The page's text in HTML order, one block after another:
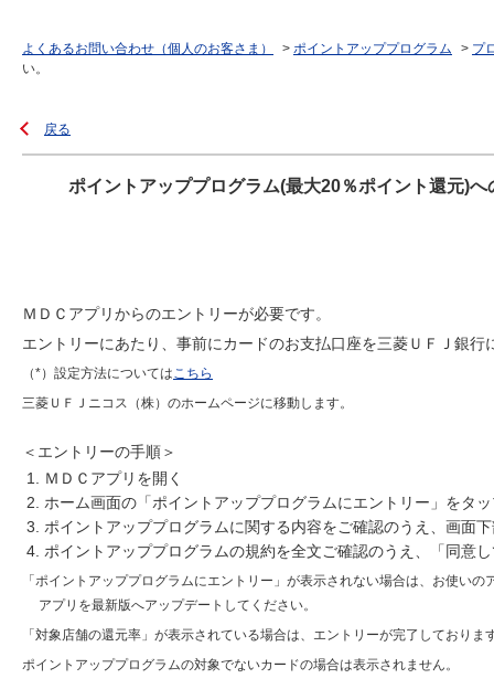
よくあるお問い合わせ（個人のお客さま） > ポイントアッププログラム > プ
い。
戻る
ポイントアッププログラム(最大20％ポイント還元)
ＭＤＣアプリからのエントリーが必要です。
エントリーにあたり、事前にカードのお支払口座を三菱ＵＦＪ銀行
（*）設定方法については こちら
三菱ＵＦＪニコス（株）のホームページに移動します。
＜エントリーの手順＞
ＭＤＣアプリを開く
ホーム画面の「ポイントアッププログラムにエントリー」をタ
ポイントアッププログラムに関する内容をご確認のうえ、画面
ポイントアッププログラムの規約を全文ご確認のうえ、「同意
「ポイントアッププログラムにエントリー」が表示されない場合は、お使い
アプリを最新版へアップデートしてください。
「対象店舗の還元率」が表示されている場合は、エントリーが完了しておりま
ポイントアッププログラムの対象でないカードの場合は表示されません。